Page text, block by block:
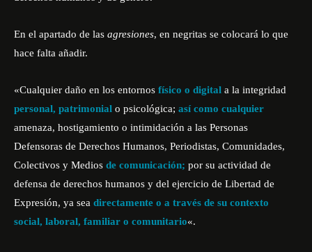
En el apartado de las agresiones, en negritas se colocará lo que
hace falta añadir.
«Cualquier daño en los entornos físico o digital a la integridad
personal, patrimonial o psicológica; así como cualquier
amenaza, hostigamiento o intimidación a las Personas
Defensoras de Derechos Humanos, Periodistas, Comunidades,
Colectivos y Medios de comunicación; por su actividad de
defensa de derechos humanos y del ejercicio de Libertad de
Expresión, ya sea directamente o a través de su contexto
social, laboral, familiar o comunitario«.